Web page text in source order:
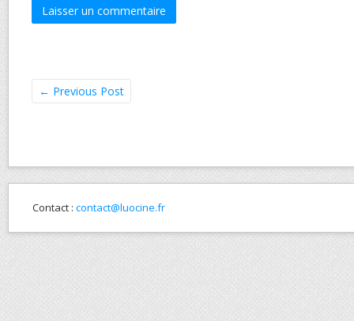
← Previous Post
Contact : contact@luocine.fr